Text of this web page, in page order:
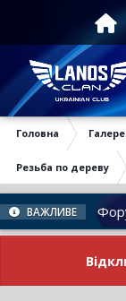
Головна
Резьба по дереву
ВАЖЛИВЕ
Новини Форуму